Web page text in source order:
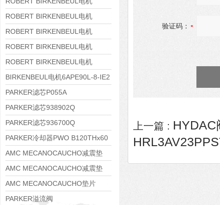
8APE160L-4-IE3
ROBERT BIRKENBEUL电机
8APE112M-6K-IE3
ROBERT BIRKENBEUL电机
8APE100L-2 IE3
ROBERT BIRKENBEUL电机
8APE90S-4 IE3
ROBERT BIRKENBEUL电机
8APE80M-2K-IE3
BIRKENBEUL电机6APE90L-8-IE2
PARKER滤芯P055A
PARKER滤芯938902Q
PARKER滤芯936700Q
PARKER冷却器PWO B120THx60
AMC MECANOCAUCHO减震垫
138552
AMC MECANOCAUCHO减震垫
138551
AMC MECANOCAUCHO垫片
608074
PARKER溢流阀
验证码：
上一篇 : HYDAC